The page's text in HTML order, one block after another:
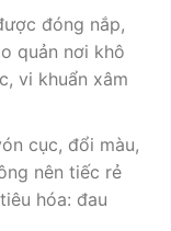
đóng nắp,
quản nơi khô
vi khuẩn xâm
cục, đổi màu,
nên tiếc rẻ
hóa: đau